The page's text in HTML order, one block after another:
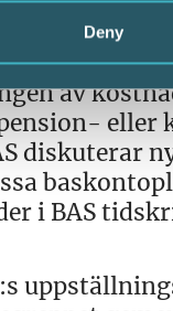
Deny
i fyra
av
i BAS